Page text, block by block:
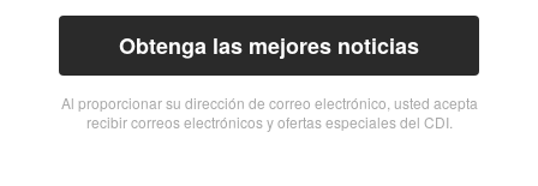
Obtenga las mejores noticias
Al proporcionar su dirección de correo electrónico, usted acepta
recibir correos electrónicos y ofertas especiales del CDI.